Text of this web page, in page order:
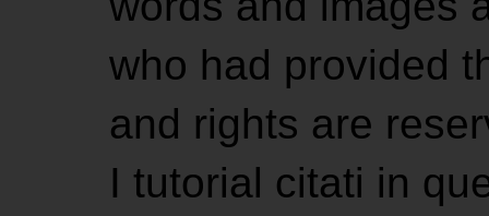
who had provided
and rights are
I tutorial citati in